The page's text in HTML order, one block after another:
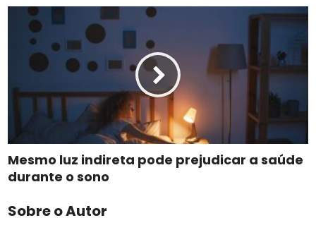
Mesmo luz indireta pode prejudicar a saúde
durante o sono
Sobre o Autor